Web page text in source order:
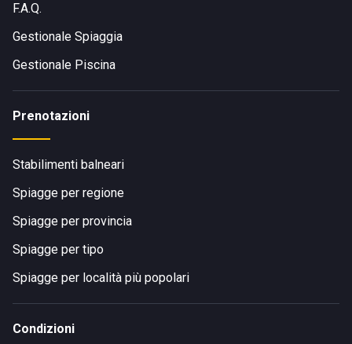
F.A.Q.
Gestionale Spiaggia
Gestionale Piscina
Prenotazioni
Stabilimenti balneari
Spiagge per regione
Spiagge per provincia
Spiagge per tipo
Spiagge per località più popolari
Condizioni